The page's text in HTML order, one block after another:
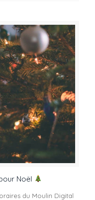
Noël
du Moulin Digital